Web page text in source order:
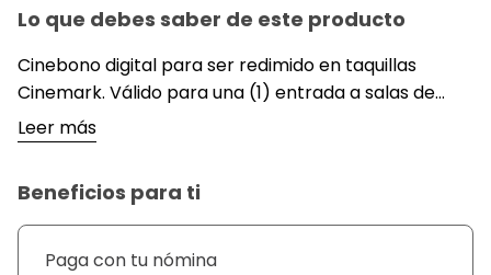
Lo que debes saber de este producto
Cinebono digital para ser redimido en taquillas
Cinemark. Válido para una (1) entrada a salas de
cine en localidad general. Cobertura nacional.
Leer más
Beneficios para ti
Paga con tu nómina